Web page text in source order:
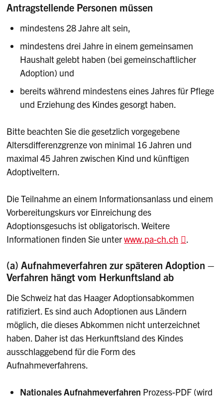
Antragstellende Personen müssen
mindestens 28 Jahre alt sein,
mindestens drei Jahre in einem gemeinsamen
Haushalt gelebt haben (bei gemeinschaftlicher
Adoption) und
bereits während mindestens eines Jahres für Pflege
und Erziehung des Kindes gesorgt haben.
Bitte beachten Sie die gesetzlich vorgegebene
Altersdifferenzgrenze von minimal 16 Jahren und
maximal 45 Jahren zwischen Kind und künftigen
Adoptiveltern.
Die Teilnahme an einem Informationsanlass und einem
Vorbereitungskurs vor Einreichung des
Adoptionsgesuchs ist obligatorisch. Weitere
Informationen finden Sie unterwww.pa-ch.ch .
(a) Aufnahmeverfahren zur späteren Adoption –
Verfahren hängt vom Herkunftsland ab
Die Schweiz hat das Haager Adoptionsabkommen
ratifiziert. Es sind auch Adoptionen aus Ländern
möglich, die dieses Abkommen nicht unterzeichnet
haben. Daher ist das Herkunftsland des Kindes
ausschlaggebend für die Form des
Aufnahmeverfahrens.
Nationales Aufnahmeverfahren Prozess-PDF (wird